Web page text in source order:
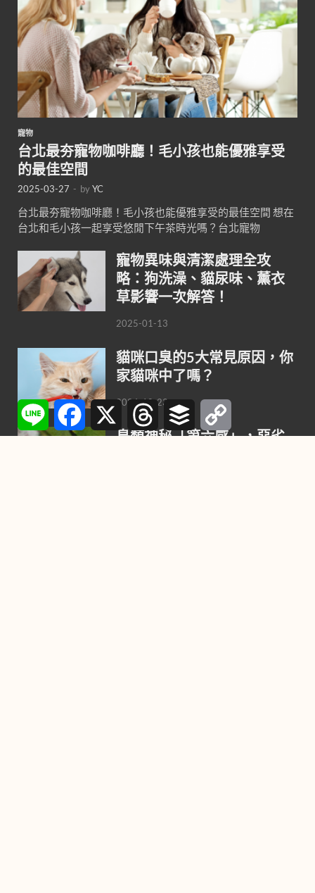
寵物
台北最夯寵物咖啡廳！毛小孩也能優雅享受
的最佳空間
2025-03-27 - byYC
台北最夯寵物咖啡廳！毛小孩也能優雅享受的最佳空間 想在
台北和毛小孩一起享受悠閒下午茶時光嗎？台北寵物
寵物異味與清潔處理全攻
略：狗洗澡、貓尿味、薰衣
草影響一次解答！
2025-01-13
貓咪口臭的5大常見原因，你
家貓咪中了嗎？
2024-10-23
鳥類神秘「第六感」，惡劣
Line Facebook
X Threads Buffer